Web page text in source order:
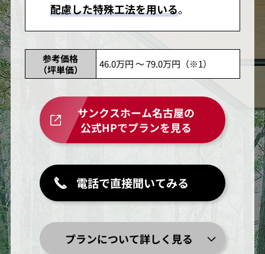
配慮した特殊工法を用いる。
参考価格
（坪単価）
46.0万円 ～ 79.0万円（※1）
サンクスホーム名古屋の
公式HPでプランを見る
電話で直接聞いてみる
プランについて詳しく見る